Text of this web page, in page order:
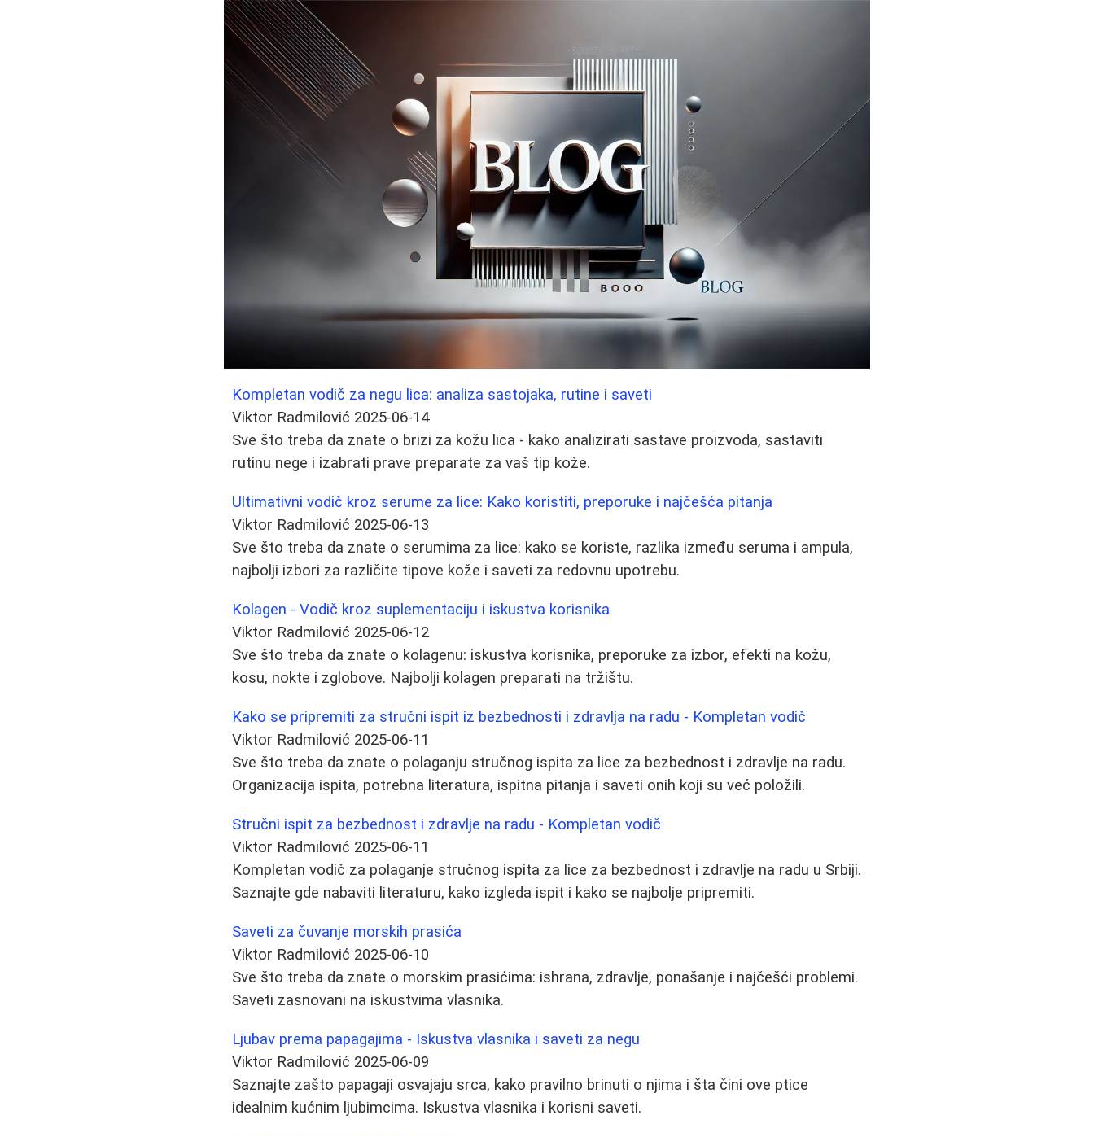
Kompletan vodič za negu lica: analiza sastojaka, rutine i saveti
Viktor Radmilović 2025-06-14
Sve što treba da znate o brizi za kožu lica - kako analizirati sastave proizvoda, sastaviti
rutinu nege i izabrati prave preparate za vaš tip kože.
Ultimativni vodič kroz serume za lice: Kako koristiti, preporuke i najčešća pitanja
Viktor Radmilović 2025-06-13
Sve što treba da znate o serumima za lice: kako se koriste, razlika između seruma i ampula,
najbolji izbori za različite tipove kože i saveti za redovnu upotrebu.
Kolagen - Vodič kroz suplementaciju i iskustva korisnika
Viktor Radmilović 2025-06-12
Sve što treba da znate o kolagenu: iskustva korisnika, preporuke za izbor, efekti na kožu,
kosu, nokte i zglobove. Najbolji kolagen preparati na tržištu.
Kako se pripremiti za stručni ispit iz bezbednosti i zdravlja na radu - Kompletan vodič
Viktor Radmilović 2025-06-11
Sve što treba da znate o polaganju stručnog ispita za lice za bezbednost i zdravlje na radu.
Organizacija ispita, potrebna literatura, ispitna pitanja i saveti onih koji su već položili.
Stručni ispit za bezbednost i zdravlje na radu - Kompletan vodič
Viktor Radmilović 2025-06-11
Kompletan vodič za polaganje stručnog ispita za lice za bezbednost i zdravlje na radu u Srbiji.
Saznajte gde nabaviti literaturu, kako izgleda ispit i kako se najbolje pripremiti.
Saveti za čuvanje morskih prasića
Viktor Radmilović 2025-06-10
Sve što treba da znate o morskim prasićima: ishrana, zdravlje, ponašanje i najčešći problemi.
Saveti zasnovani na iskustvima vlasnika.
Ljubav prema papagajima - Iskustva vlasnika i saveti za negu
Viktor Radmilović 2025-06-09
Saznajte zašto papagaji osvajaju srca, kako pravilno brinuti o njima i šta čini ove ptice
idealnim kućnim ljubimcima. Iskustva vlasnika i korisni saveti.